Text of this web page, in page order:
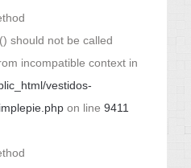
should not be called
incompatible context in
vestidos-
on line 9411